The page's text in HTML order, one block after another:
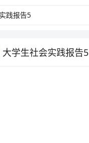
大学生社会实践报告5